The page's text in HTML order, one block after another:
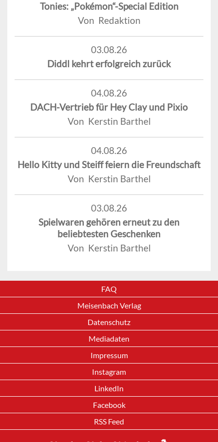
Tonies: „Pokémon“-Special Edition
Von Redaktion
03.08.26
Diddl kehrt erfolgreich zurück
04.08.26
DACH-Vertrieb für Hey Clay und Pixio
Von Kerstin Barthel
04.08.26
Hello Kitty und Steiff feiern die Freundschaft
Von Kerstin Barthel
03.08.26
Spielwaren gehören erneut zu den
beliebtesten Geschenken
Von Kerstin Barthel
FAQ
Meisenbach Verlag
Datenschutz
Mediadaten
Impressum
Instagram
LinkedIn
Facebook
RSS Feed